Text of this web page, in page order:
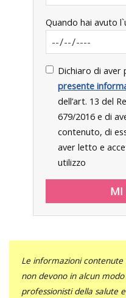
Quando hai avuto
Dichiaro di aver
presente
dell’art. 13 del
679/2016 e di
contenuto, di
aver letto e
utilizzo
Le informazioni
non devono in alcun
professionisti della salute